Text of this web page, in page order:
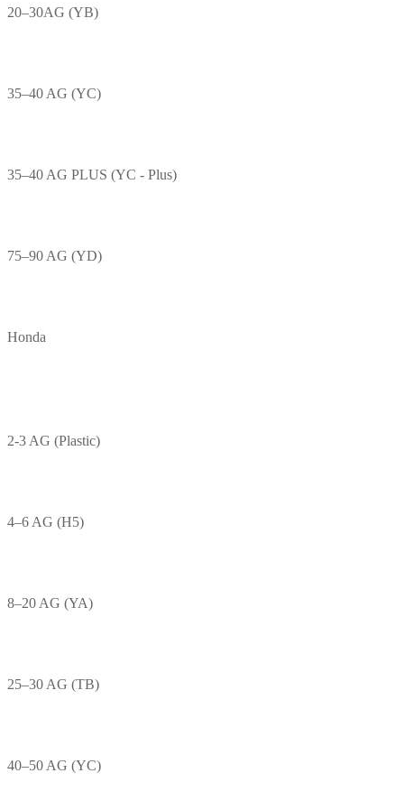
20–30AG (YB)
35–40 AG (YC)
35–40 AG PLUS (YC - Plus)
75–90 AG (YD)
Honda
2-3 AG (Plastic)
4–6 AG (H5)
8–20 AG (YA)
25–30 AG (TB)
40–50 AG (YC)